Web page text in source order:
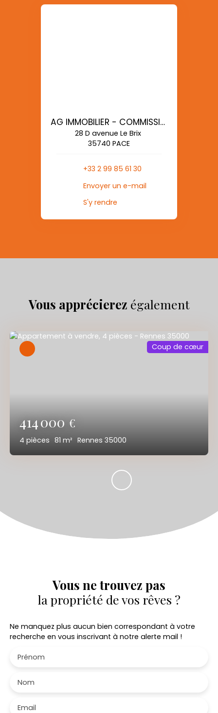
AG IMMOBILIER - COMMISSIONS REDUITES
28 D avenue Le Brix
35740 PACE
+33 2 99 85 61 30
Envoyer un e-mail
S'y rendre
Vous apprécierez également
414 000€
4 pièces 81 m² Rennes 35000
Coup de cœur
Vous ne trouvez pas
la propriété de vos rêves ?
Ne manquez plus aucun bien correspondant à votre
recherche en vous inscrivant à notre alerte mail !
Prénom
Nom
Email